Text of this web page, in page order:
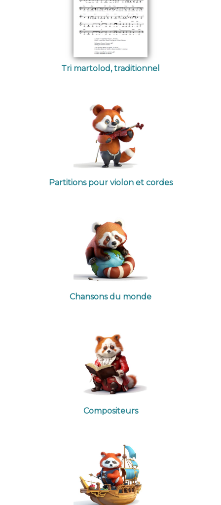
Tri martolod, traditionnel
Partitions pour violon et cordes
Chansons du monde
Compositeurs